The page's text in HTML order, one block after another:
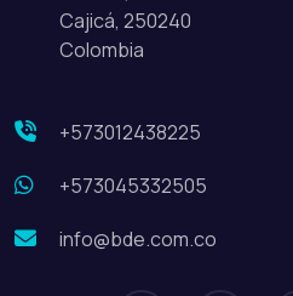
Cajicá, 250240
Colombia
+573012438225
+573045332505
info@bde.com.co